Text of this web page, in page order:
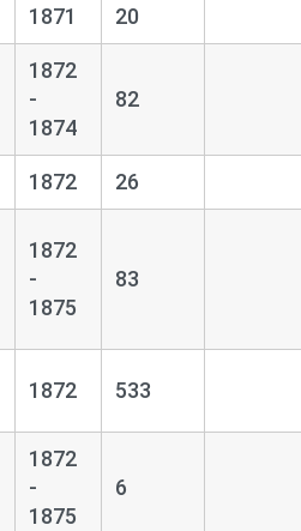
1871 20
1872
-
1874
82
1872 26
1872
-
1875
83
1872 533
1872
-
1875
6